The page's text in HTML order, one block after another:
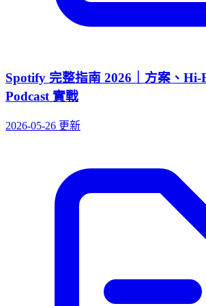
Spotify 完整指南 2026｜方案、Hi-
Podcast 實戰
2026-05-26 更新